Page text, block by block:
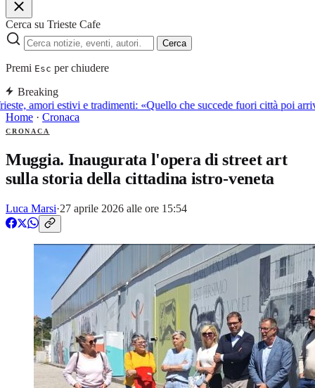
Cerca su Trieste Cafe
Cerca
Premi Esc per chiudere
Breaking
amori estivi e tradimenti: «Quello che succede fuori città poi
Home · Cronaca
CRONACA
Muggia. Inaugurata l'opera di street art
sulla storia della cittadina istro-veneta
Luca Marsi·27 aprile 2026 alle ore 15:54